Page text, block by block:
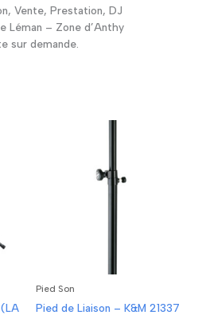
Vente, Prestation, DJ
Léman – Zone d’Anthy
sur demande.
Pied Son
Pied de Liaison – K&M 21337